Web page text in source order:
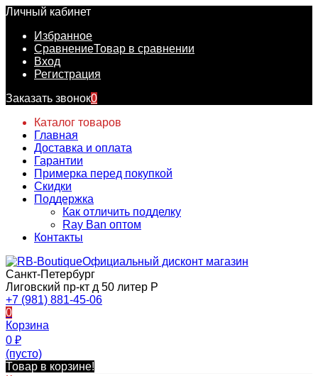
Личный кабинет
Избранное
СравнениеТовар в сравнении
Вход
Регистрация
Заказать звонок0
Каталог товаров
Главная
Доставка и оплата
Гарантии
Примерка перед покупкой
Скидки
Поддержка
Как отличить подделку
Ray Ban оптом
Контакты
Официальный дисконт магазин
Санкт-Петербург
Лиговский пр-кт д 50 литер Р
+7 (981) 881-45-06
0
Корзина
0 ₽
(пусто)
Товар в корзине!